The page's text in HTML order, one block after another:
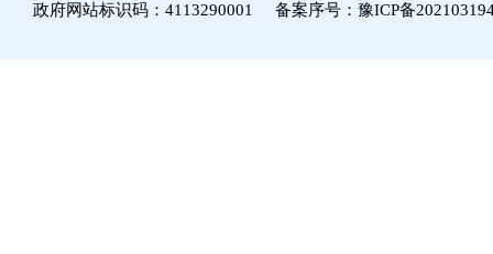
政府网站标识码：4113290001 备案序号： 豫ICP备